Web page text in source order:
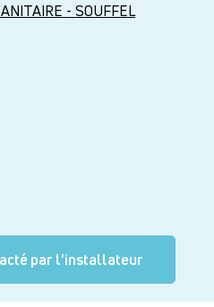
- SOUFFEL
par l'installateur